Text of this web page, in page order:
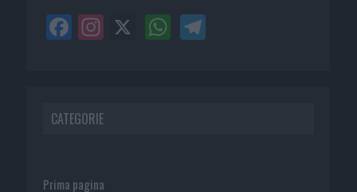
CATEGORIE
Prima pagina